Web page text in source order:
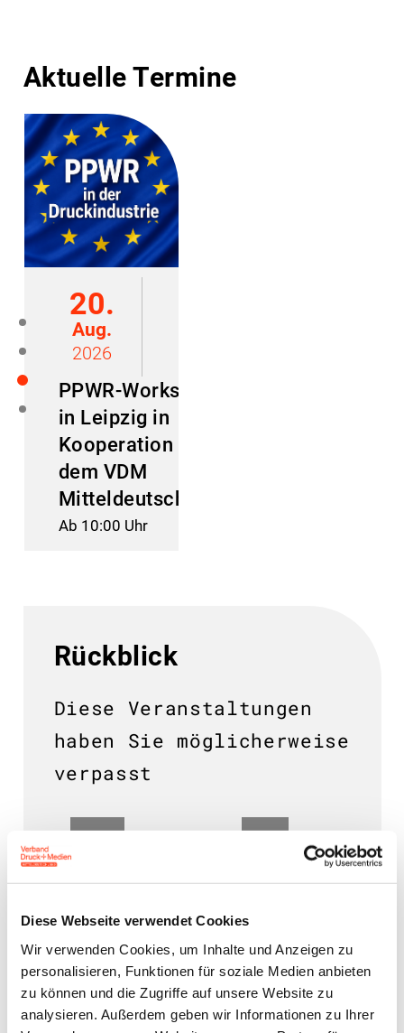
Diese Webseite verwendet Cookies
Wir verwenden Cookies, um Inhalte und Anzeigen zu
personalisieren, Funktionen für soziale Medien anbieten
zu können und die Zugriffe auf unsere Website zu
analysieren. Außerdem geben wir Informationen zu Ihrer
Aktuelle Termine
20.
Aug.
2026
PPWR-Workshop
in Leipzig in
Kooperation mit
dem VDM
Mitteldeutschland
Ab 10:00 Uhr
Rückblick
Diese Veranstaltungen
haben Sie möglicherweise
verpasst
04.
infoKompakt EU-
Verpackungsverordnung
(PPWR)
01.
Neue
Beiträge an
die BG ETEM